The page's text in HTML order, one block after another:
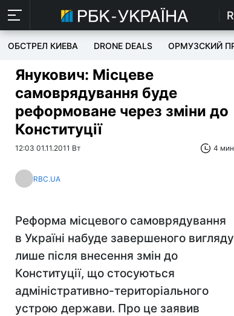
ОБСТРЕЛ КИЕВА DRONE DEALS ОРМУЗСКИЙ
Янукович: Місцеве
самоврядування буде
реформоване через зміни до
Конституції
12:03 01.11.2011 Вт 4 мин
RBC.UA
Реформа місцевого самоврядування
в Україні набуде завершеного вигляду
лише після внесення змін до
Конституції, що стосуються
адміністративно-територіального
устрою держави. Про це заявив